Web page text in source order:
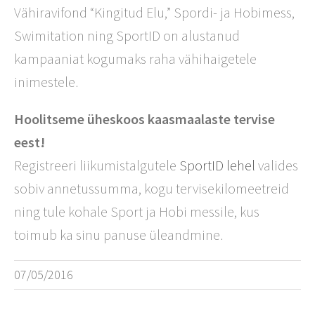
Vähiravifond “Kingitud Elu,” Spordi- ja Hobimess,
Swimitation ning SportID on alustanud
kampaaniat kogumaks raha vähihaigetele
inimestele.
Hoolitseme üheskoos kaasmaalaste tervise
eest!
Registreeri liikumistalgutele SportID lehel valides
sobiv annetussumma, kogu tervisekilomeetreid
ning tule kohale Sport ja Hobi messile, kus
toimub ka sinu panuse üleandmine.
07/05/2016